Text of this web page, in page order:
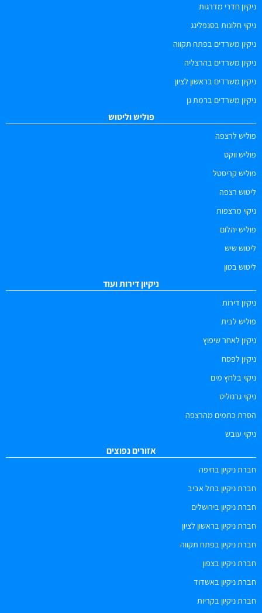
ניקיון חדרי מדרגות
ניקוי חלונות בסנפלינג
ניקיון משרדים בפתח תקווה
ניקיון משרדים בהרצליה
ניקיון משרדים בראשון לציון
ניקיון משרדים ברמת גן
פוליש וליטוש
פוליש לרצפה
פוליש ווקס
פוליש קריסטל
ליטוש רצפה
ניקוי מרצפות
פוליש יהלום
ליטוש שיש
ליטוש בטון
ניקיון דירות ועוד
ניקיון דירות
פוליש לבית
ניקיון לאחר שיפוץ
ניקיון לפסח
ניקוי בלחץ מים
ניקוי גרנוליט
הסרת כתמים מהרצפה
ניקוי עובש
אזורים נפוצים
חברת ניקיון בחיפה
חברת ניקיון בתל אביב
חברת ניקיון בירושלים
חברת ניקיון בראשון לציון
חברת ניקיון בפתח תקווה
חברת ניקיון בצפון
חברת ניקיון באשדוד
חברת ניקיון בקריות